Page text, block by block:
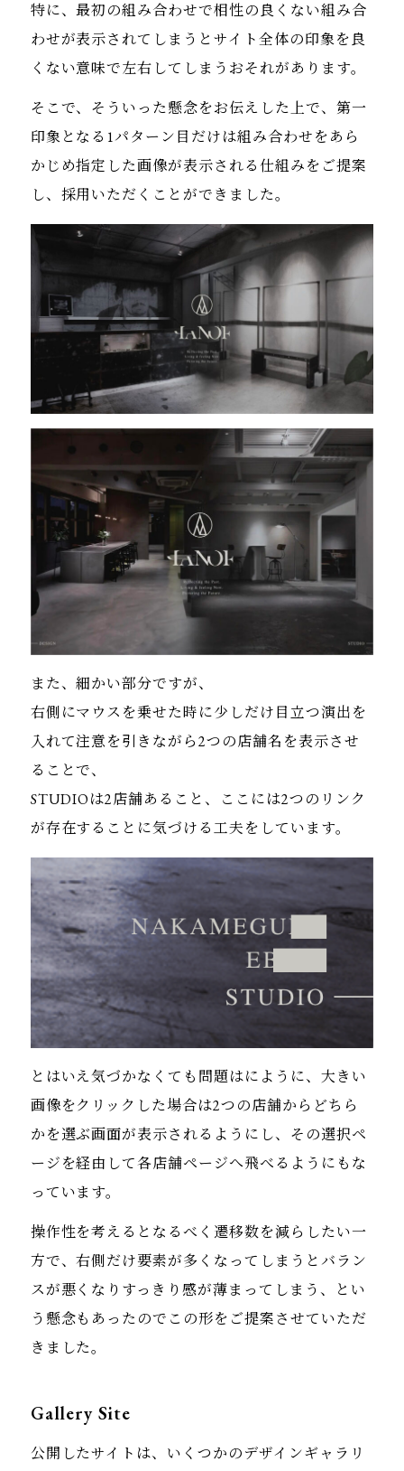
特に、最初の組み合わせで相性の良くない組み合
わせが表示されてしまうとサイト全体の印象を良
くない意味で左右してしまうおそれがあります。
そこで、そういった懸念をお伝えした上で、第一
印象となる1パターン目だけは組み合わせをあら
かじめ指定した画像が表示される仕組みをご提案
し、採用いただくことができました。
また、細かい部分ですが、
右側にマウスを乗せた時に少しだけ目立つ演出を
入れて注意を引きながら2つの店舗名を表示させ
ることで、
STUDIOは2店舗あること、ここには2つのリンク
が存在することに気づける工夫をしています。
とはいえ気づかなくても問題はにように、大きい
画像をクリックした場合は2つの店舗からどちら
かを選ぶ画面が表示されるようにし、その選択ペ
ージを経由して各店舗ページへ飛べるようにもな
っています。
操作性を考えるとなるべく遷移数を減らしたい一
方で、右側だけ要素が多くなってしまうとバラン
スが悪くなりすっきり感が薄まってしまう、とい
う懸念もあったのでこの形をご提案させていただ
きました。
Gallery Site
公開したサイトは、いくつかのデザインギャラリ